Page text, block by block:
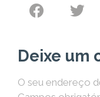
Deixe um
O seu endereço